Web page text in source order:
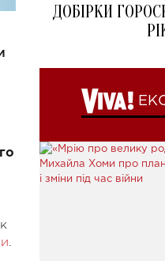
.
ДОБІРКИ